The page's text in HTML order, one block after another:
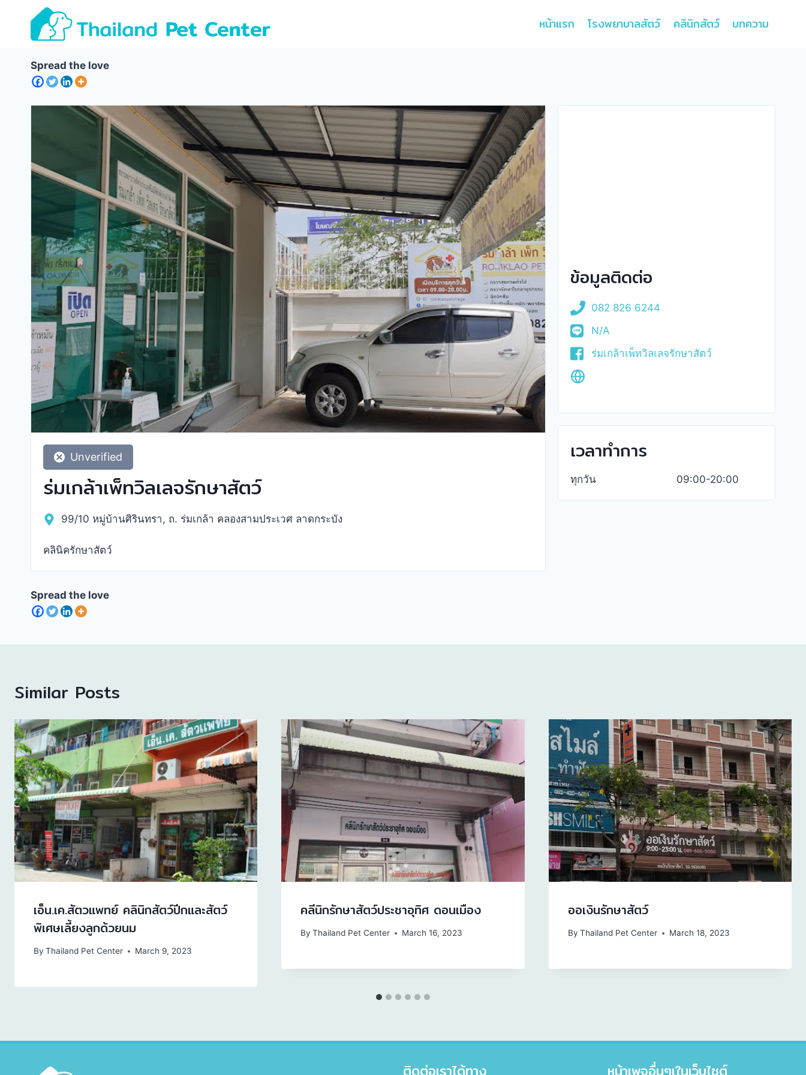
content
หน้าแรก โรงพยาบาลสัตว์ คลินิกสัตว์ บทความ
Spread the love
Unverified
ร่มเกล้าเพ็ทวิลเลจรักษาสัตว์
99/10 หมู่บ้านศิรินทรา, ถ. ร่มเกล้า คลองสามประเวศ ลาดกระบัง
คลินิครักษาสัตว์
ข้อมูลติดต่อ
082 826 6244
N/A
ร่มเกล้าเพ็ทวิลเลจรักษาสัตว์
เวลาทำการ
ทุกวัน 09:00-20:00
Spread the love
Similar Posts
เอ็น.เค.สัตวแพทย์ คลินิกสัตว์ปีกและสัตว์
พิเศษเลี้ยงลูกด้วยนม
By Thailand Pet Center March 9, 2023
คลีนิกรักษาสัตว์ประชาอุทิศ ดอนเมือง
By Thailand Pet Center March 16, 2023
ออเงินรักษาสัตว์
By Thailand Pet Center March 18, 2023
ติดต่อเราได้ทาง หน้าเพจอื่นๆเในเว็บไซต์